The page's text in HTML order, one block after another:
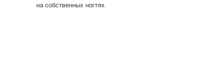
на собственных ногтях.